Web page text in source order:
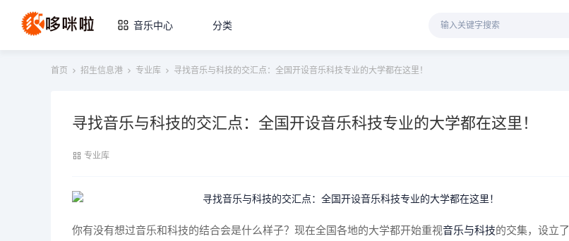
音乐中心 分类
首页 招生信息港 专业库 寻找音乐与科技的交汇点：全国开设音乐科技专业的大学都在这里！
寻找音乐与科技的交汇点：全国开设音乐科技专业的大学都在这里！
专业库
你有没有想过音乐和科技的结合会是什么样子？现在全国各地的大学都开始重视音乐与科技的交集，设立了